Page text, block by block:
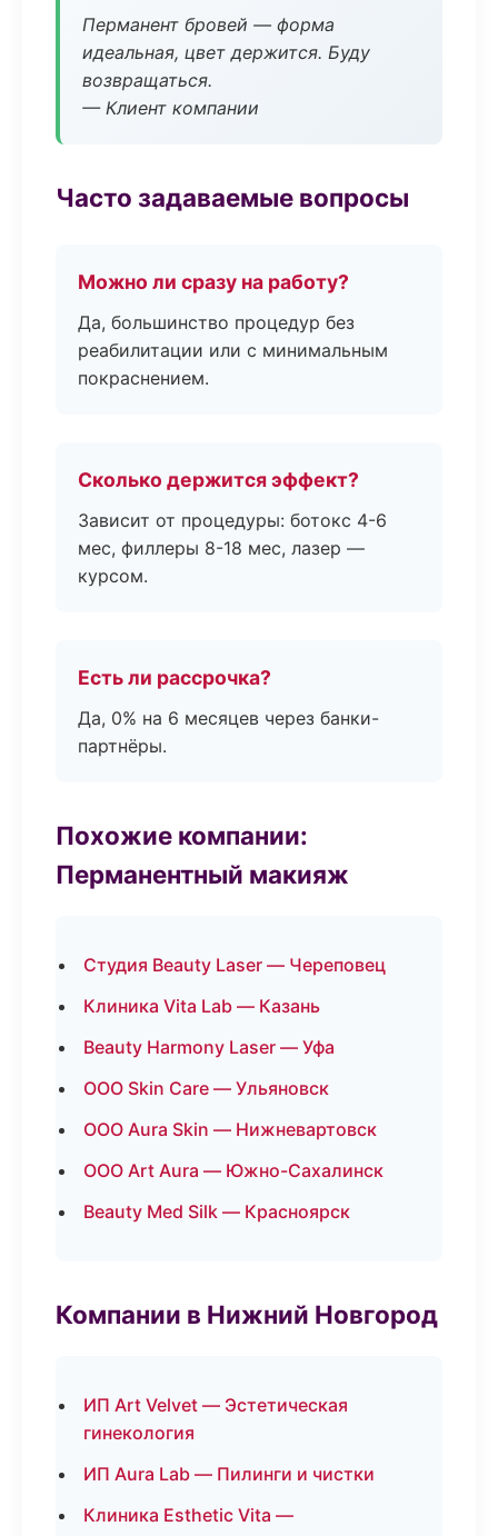
Перманент бровей — форма
идеальная, цвет держится. Буду
возвращаться.
— Клиент компании
Часто задаваемые вопросы
Можно ли сразу на работу?
Да, большинство процедур без
реабилитации или с минимальным
покраснением.
Сколько держится эффект?
Зависит от процедуры: ботокс 4-6
мес, филлеры 8-18 мес, лазер —
курсом.
Есть ли рассрочка?
Да, 0% на 6 месяцев через банки-
партнёры.
Похожие компании:
Перманентный макияж
Студия Beauty Laser — Череповец
Клиника Vita Lab — Казань
Beauty Harmony Laser — Уфа
ООО Skin Care — Ульяновск
ООО Aura Skin — Нижневартовск
ООО Art Aura — Южно-Сахалинск
Beauty Med Silk — Красноярск
Компании в Нижний Новгород
ИП Art Velvet — Эстетическая
гинекология
ИП Aura Lab — Пилинги и чистки
Клиника Esthetic Vita —